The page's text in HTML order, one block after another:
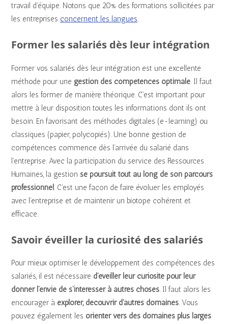
travail d’équipe. Notons que 20% des formations sollicitées par
les entreprises concernent les langues.
Former les salariés dès leur intégration
Former vos salariés dès leur intégration est une excellente
méthode pour une gestion des compétences optimale. Il faut
alors les former de manière théorique. C’est important pour
mettre à leur disposition toutes les informations dont ils ont
besoin. En favorisant des méthodes digitales (e-learning) ou
classiques (papier, polycopiés). Une bonne gestion de
compétences commence dès l’arrivée du salarié dans
l’entreprise. Avec la participation du service des Ressources
Humaines, la gestion se poursuit tout au long de son parcours
professionnel . C’est une façon de faire évoluer les employés
avec l’entreprise et de maintenir un biotope cohérent et
efficace.
Savoir éveiller la curiosité des salariés
Pour mieux optimiser le développement des compétences des
salariés, il est nécessaire d’éveiller leur curiosité pour leur
donner l’envie de s’intéresser à autres choses. Il faut alors les
encourager à explorer, découvrir d’autres domaines. Vous
pouvez également les orienter vers des domaines plus larges